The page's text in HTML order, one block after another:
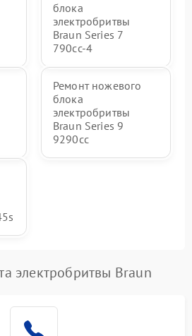
блока
электробритвы
Braun Series 7
790cc‑4
Ремонт ножевого
блока
электробритвы
Braun Series 9
9290cc
электробритвы Braun